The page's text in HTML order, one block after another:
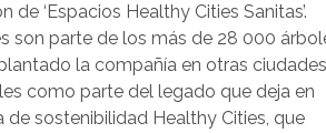
de ‘Espacios Healthy Cities Sanitas’.
son parte de los más de 28 000
la compañía en otras
como parte del legado que deja en
de sostenibilidad Healthy Cities, que